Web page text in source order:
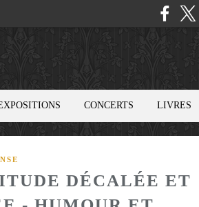
CONCERTS LIVRES
DÉCALÉE ET